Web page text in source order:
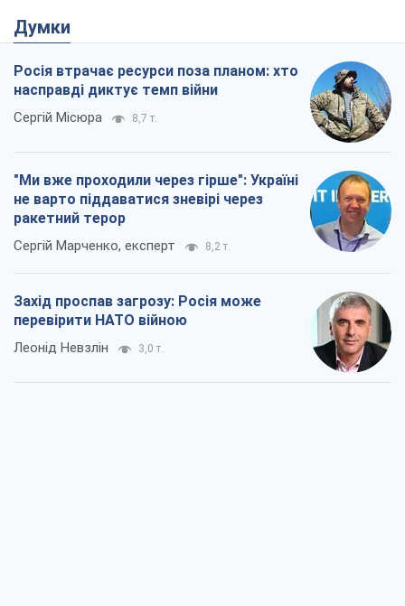
Думки
Росія втрачає ресурси поза планом: хто
насправді диктує темп війни
Сергій Місюра 8,7 т.
"Ми вже проходили через гірше": Україні
не варто піддаватися зневірі через
ракетний терор
Сергій Марченко, експерт 8,2 т.
Захід проспав загрозу: Росія може
перевірити НАТО війною
Леонід Невзлін 3,0 т.